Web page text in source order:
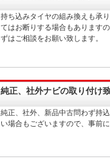
持ち込みタイヤの組み換えも承
てはお断りする場合もあります
ずはご相談をお願い致します。
純正、社外ナビの取り付け
純正、社外、新品中古問わず持
い場合もございますので、事前